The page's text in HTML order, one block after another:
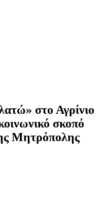
στο Αγρίνιο
σκοπό
Μητρόπολης